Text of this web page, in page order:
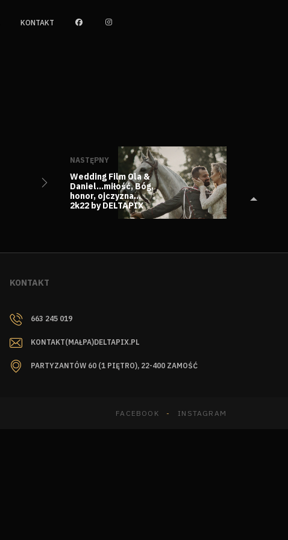
KONTAKT
NASTĘPNY
Wedding Film Ola &
Daniel…miłość, Bóg,
honor, ojczyzna…
2k22 by DELTAPIX
KONTAKT
663 245 019
KONTAKT(MAŁPA)DELTAPIX.PL
PARTYZANTÓW 60 (1 PIĘTRO), 22-400 ZAMOŚĆ
FACEBOOK INSTAGRAM